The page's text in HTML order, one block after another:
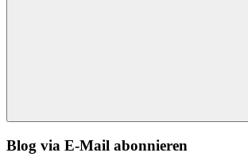
Blog via E-Mail abonnieren